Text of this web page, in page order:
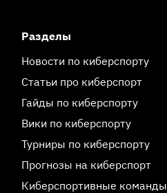
Разделы
Новости по киберспорту
Статьи про киберспорт
Гайды по киберспорту
Вики по киберспорту
Турниры по киберспорту
Прогнозы на киберспорт
Киберспортивные команды